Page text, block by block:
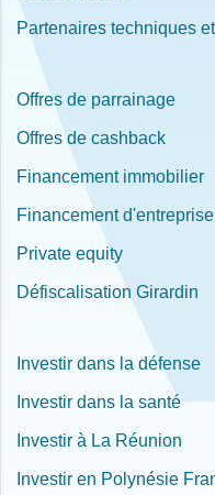
Partenaires techniques
Offres de parrainage
Offres de cashback
Financement immobilier
Financement d'entreprise
Private equity
Défiscalisation Girardin
Investir dans la défense
Investir dans la santé
Investir à La Réunion
Investir en Polynésie